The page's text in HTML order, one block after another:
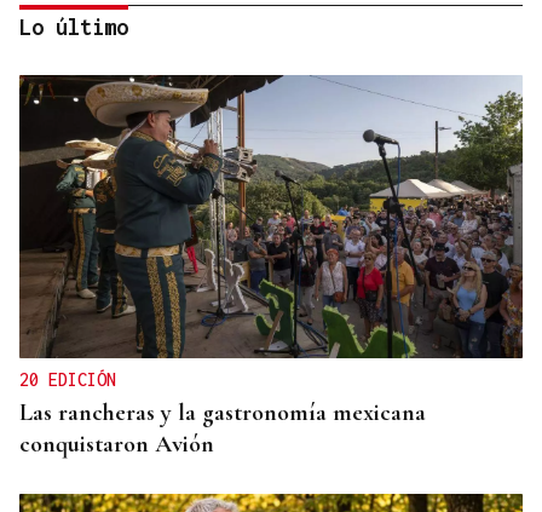
CANEDO
Un herido en la colisión entre dos coches en la
entrada a las termas de Outariz
Lo último
20 EDICIÓN
Las rancheras y la gastronomía mexicana
conquistaron Avión